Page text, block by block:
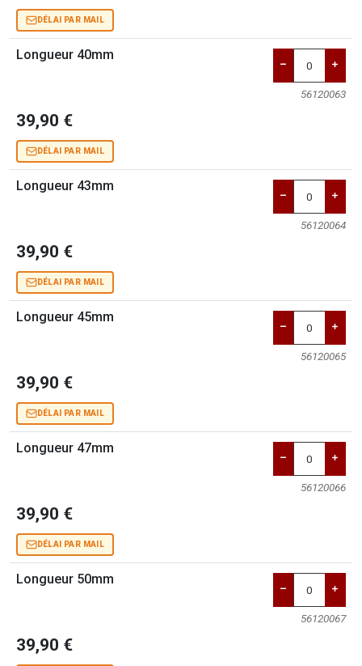
DÉLAI PAR MAIL
Longueur 40mm
56120063
39,90 €
DÉLAI PAR MAIL
Longueur 43mm
56120064
39,90 €
DÉLAI PAR MAIL
Longueur 45mm
56120065
39,90 €
DÉLAI PAR MAIL
Longueur 47mm
56120066
39,90 €
DÉLAI PAR MAIL
Longueur 50mm
56120067
39,90 €